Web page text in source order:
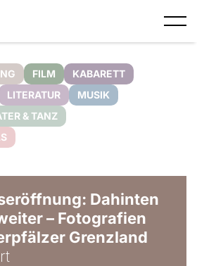
FILM
KABARETT
LITERATUR
MUSIK
& TANZ
Dahinten
– Fotografien
Grenzland